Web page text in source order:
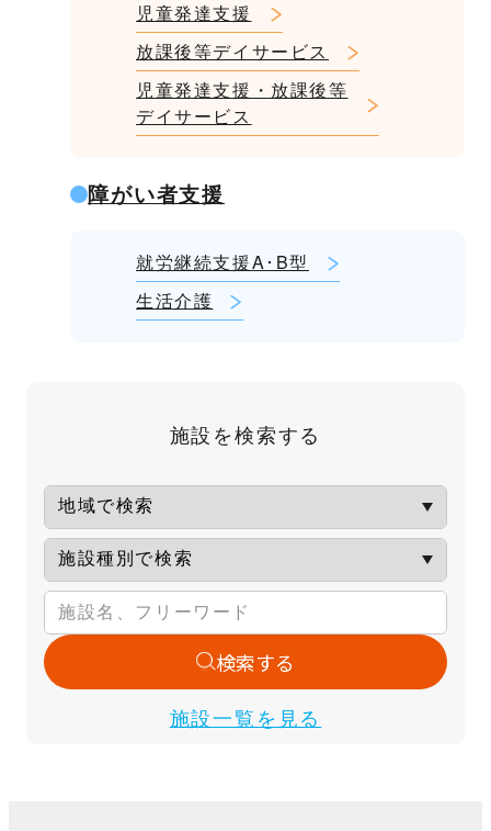
児童発達支援
放課後等デイサービス
児童発達支援・放課後等
デイサービス
障がい者支援
就労継続支援A･B型
生活介護
施設を検索する
施設一覧を見る
検索する